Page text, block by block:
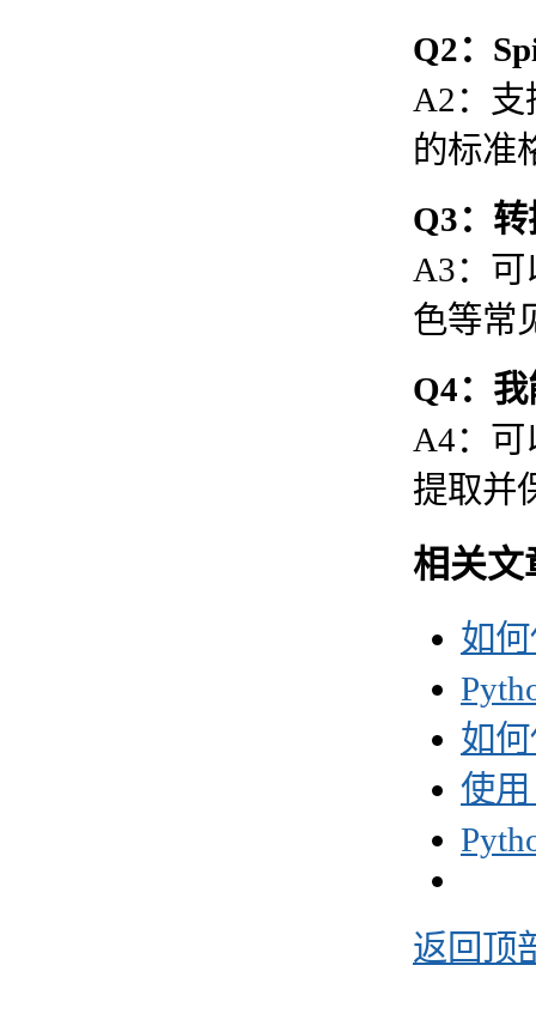
Q2：
A2：支
的标准
Q3：
A3：可
色等常
Q4：
A4：可
提取并
相关文
如
如
使用
返回顶